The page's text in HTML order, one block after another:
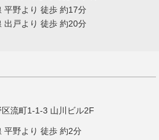
平野より 徒歩 約17分
出戸より 徒歩 約20分
流町1-1-3 山川ビル2F
平野より 徒歩 約2分